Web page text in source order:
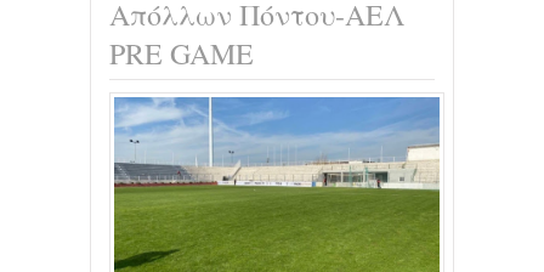
Απόλλων Πόντου-ΑΕΛ
PRE GAME